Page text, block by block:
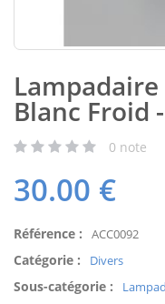
Blanc Froid
0 note
30.00 €
Référence : ACC0092
Catégorie : Divers
Sous-catégorie :